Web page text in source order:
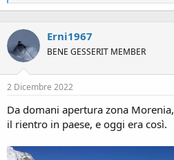
a
i
o
n
:
Erni1967
BENE GESSERIT MEMBER
2 Dicembre 2022
Da domani apertura zona
il rientro in paese, e oggi era così.